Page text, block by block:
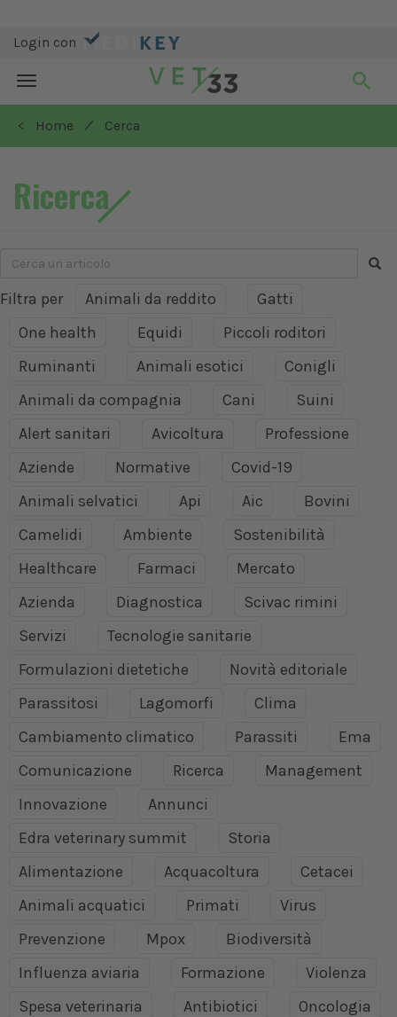
Login con
Toggle
navigation
< Home
/ Cerca
Ricerca
Filtra per Animali da reddito
Gatti
One health
Equidi
Piccoli roditori
Ruminanti
Animali esotici
Conigli
Animali da compagnia
Cani
Suini
Alert sanitari
Avicoltura
Professione
Aziende
Normative
Covid-19
Animali selvatici
Api Aic
Bovini
Camelidi
Ambiente
Sostenibilità
Healthcare
Farmaci
Mercato
Azienda
Diagnostica
Scivac rimini
Servizi
Tecnologie sanitarie
Formulazioni dietetiche
Novità editoriale
Parassitosi
Lagomorfi
Clima
Cambiamento climatico
Parassiti
Ema
Comunicazione
Ricerca
Management
Innovazione
Annunci
Edra veterinary summit
Storia
Alimentazione
Acquacoltura
Cetacei
Animali acquatici
Primati
Virus
Prevenzione
Mpox
Biodiversità
Influenza aviaria
Formazione
Violenza
Spesa veterinaria
Antibiotici
Oncologia